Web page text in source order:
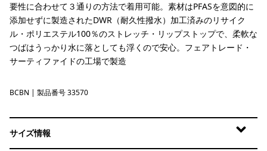
要性に合わせて３通りの方法で着用可能。素材はPFASを意図的に
添加せずに製造されたDWR（耐久性撥水）加工済みのリサイク
ル・ポリエステル100％のストレッチ・リップストップで、柔軟な
つばはうっかり水に落としても浮くので安心。フェアトレード・
サーティファイドの工場で製造
Bobcat Brown
BCBN | 製品番号 33570
サイズ情報